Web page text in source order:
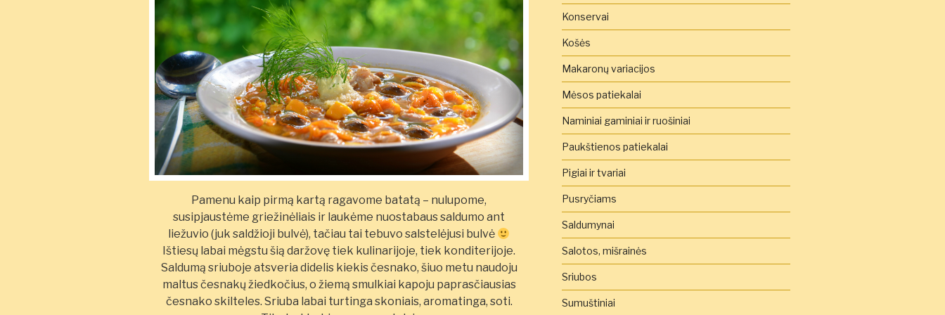
Pamenu kaip pirmą kartą ragavome batatą – nulupome,
susipjaustėme griežinėliais ir laukėme nuostabaus saldumo ant
liežuvio (juk saldžioji bulvė), tačiau tai tebuvo salstelėjusi bulvė
Ištiesų labai mėgstu šią daržovę tiek kulinarijoje, tiek konditerijoje.
Saldumą sriuboje atsveria didelis kiekis česnako, šiuo metu naudoju
maltus česnakų žiedkočius, o žiemą smulkiai kapoju paprasčiausias
česnako skilteles. Sriuba labai turtinga skoniais, aromatinga, soti.
Konservai
Košės
Makaronų variacijos
Mėsos patiekalai
Naminiai gaminiai ir ruošiniai
Paukštienos patiekalai
Pigiai ir tvariai
Pusryčiams
Saldumynai
Salotos, mišrainės
Sriubos
Sumuštiniai